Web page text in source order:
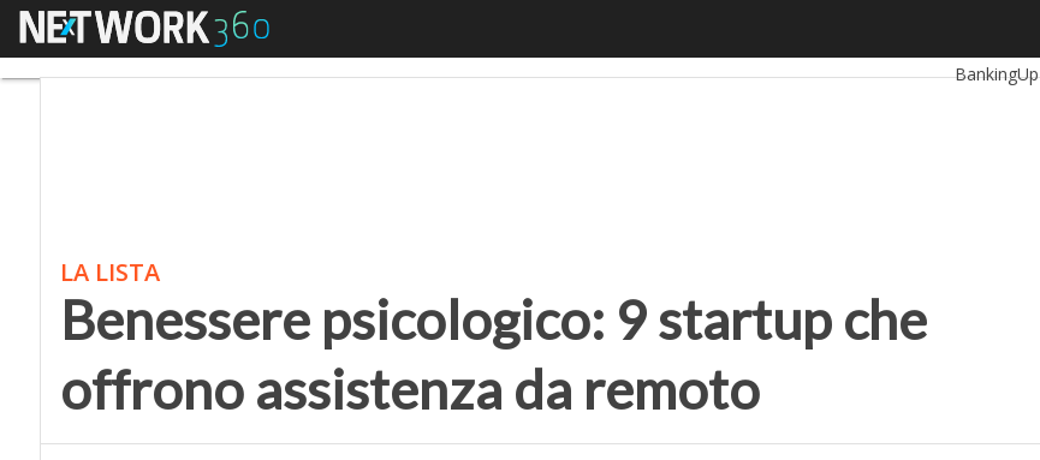
Menu
BankingUp
LA LISTA
Benessere psicologico: 9 startup che
offrono assistenza da remoto